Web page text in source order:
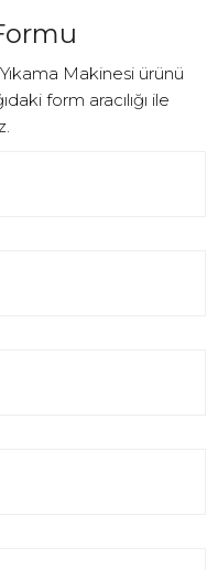
Makinesi ürünü
form aracılığı ile